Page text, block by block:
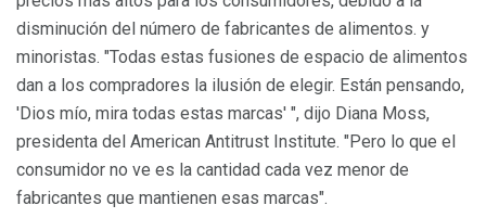
disminución del número de fabricantes de alimentos. y
minoristas. "Todas estas fusiones de espacio de alimentos
dan a los compradores la ilusión de elegir. Están pensando,
'Dios mío, mira todas estas marcas' ", dijo Diana Moss,
presidenta del American Antitrust Institute. "Pero lo que el
consumidor no ve es la cantidad cada vez menor de
fabricantes que mantienen esas marcas".